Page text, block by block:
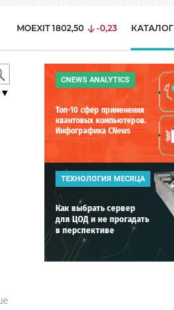
MOEXIT 1802,50 -0,23 КАТАЛОГ
CNEWS ANALYTICS
Топ-10 сфер применения
квантовых компьютеров.
Инфографика CNews
ТЕХНОЛОГИЯ МЕСЯЦА
Как выбрать сервер
для ЦОД и не прогадать
в перспективе